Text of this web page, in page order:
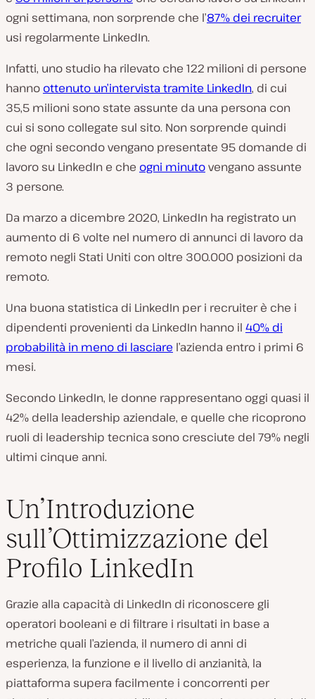
ogni settimana, non sorprende che l’87% dei recruiter
usi regolarmente LinkedIn.
Infatti, uno studio ha rilevato che 122 milioni di persone
hanno ottenuto un’intervista tramite LinkedIn, di cui
35,5 milioni sono state assunte da una persona con
cui si sono collegate sul sito. Non sorprende quindi
che ogni secondo vengano presentate 95 domande di
lavoro su LinkedIn e che ogni minutovengano assunte
3 persone.
Da marzo a dicembre 2020, LinkedIn ha registrato un
aumento di 6 volte nel numero di annunci di lavoro da
remoto negli Stati Uniti con oltre 300.000 posizioni da
remoto.
Una buona statistica di LinkedIn per i recruiter è che i
dipendenti provenienti da LinkedIn hanno il 40% di
probabilità in meno di lasciare l’azienda entro i primi 6
mesi.
Secondo LinkedIn, le donne rappresentano oggi quasi il
42% della leadership aziendale, e quelle che ricoprono
ruoli di leadership tecnica sono cresciute del 79% negli
ultimi cinque anni.
Un’Introduzione
sull’Ottimizzazione del
Profilo LinkedIn
Grazie alla capacità di LinkedIn di riconoscere gli
operatori booleani e di filtrare i risultati in base a
metriche quali l’azienda, il numero di anni di
esperienza, la funzione e il livello di anzianità, la
piattaforma supera facilmente i concorrenti per